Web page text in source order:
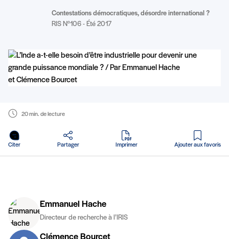
Contestations démocratiques, désordre international ?
RIS N°106 - Été 2017
20 min. de lecture
Citer Partager Imprimer
en PDF
Ajouter aux favoris
Emmanuel Hache
Directeur de recherche à l’IRIS